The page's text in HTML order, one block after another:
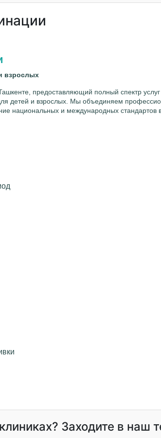
взрослых
предоставляющий полный спектр
детей и взрослых. Мы объединяем
национальных и международных стандартов
Заходите в наш